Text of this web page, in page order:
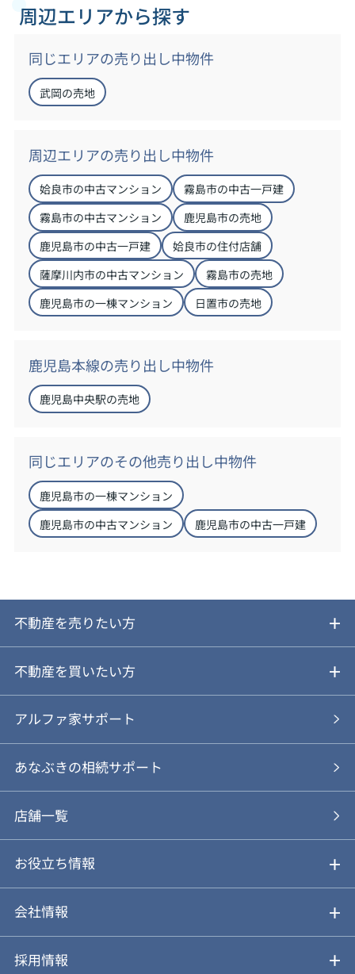
周辺エリアから探す
同じエリアの売り出し中物件
武岡の売地
周辺エリアの売り出し中物件
姶良市の中古マンション
霧島市の中古一戸建
霧島市の中古マンション
鹿児島市の売地
鹿児島市の中古一戸建
姶良市の住付店舗
薩摩川内市の中古マンション
霧島市の売地
鹿児島市の一棟マンション
日置市の売地
鹿児島本線の売り出し中物件
鹿児島中央駅の売地
同じエリアのその他売り出し中物件
鹿児島市の一棟マンション
鹿児島市の中古マンション
鹿児島市の中古一戸建
不動産を売りたい方
ご売却ガイド
ご売却の流れ
あなぶきの仲介
あなぶきの買取
仲介と買取のメリット・デメリット
動画やパンフレットで見る
不動産を買いたい方
ご購入ガイド
物件を探す
購入の流れ
購入前も後も安心サポート
お気に入り
アルファ家サポート
あなぶきの相続サポート
店舗一覧
お役立ち情報
不動産Q&A
アルファジャーナル
会社情報
会社概要
採用情報